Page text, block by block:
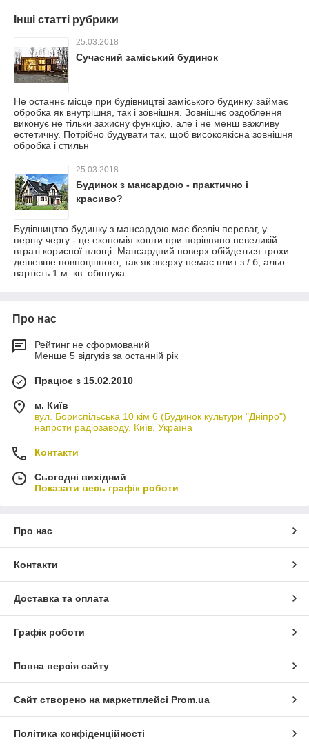
Інші статті рубрики
25.03.2018
Сучасний заміський будинок
Не останнє місце при будівництві заміського будинку займає
обробка як внутрішня, так і зовнішня. Зовнішнє оздоблення
виконує не тільки захисну функцію, але і не менш важливу
естетичну. Потрібно будувати так, щоб високоякісна зовнішня
обробка і стильн
25.03.2018
Будинок з мансардою - практично і
красиво?
Будівництво будинку з мансардою має безліч переваг, у
першу чергу - це економія кошти при порівняно невеликій
втраті корисної площі. Мансардний поверх обійдеться трохи
дешевше повноцінного, так як зверху немає плит з / б, альо
вартість 1 м. кв. обштука
Про нас
Рейтинг не сформований
Менше 5 відгуків за останній рік
Працює з 15.02.2010
м. Київ
вул. Бориспільська 10 кім 6 (Будинок культури "Дніпро")
напроти радіозаводу, Київ, Україна
Контакти
Сьогодні вихідний
Показати весь графік роботи
Про нас
Контакти
Доставка та оплата
Графік роботи
Повна версія сайту
Сайт створено на маркетплейсі Prom.ua
Політика конфіденційності